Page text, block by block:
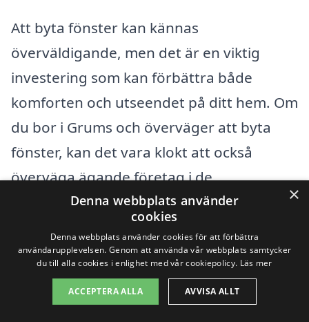
Att byta fönster kan kännas
överväldigande, men det är en viktig
investering som kan förbättra både
komforten och utseendet på ditt hem. Om
du bor i Grums och överväger att byta
fönster, kan det vara klokt att också
överväga ägande företag i de
närliggande städerna. Det finns många
professionella hantverkare tillgängliga för
att ge dig råd och hjälp genom hela
processen.
×
Denna webbplats använder
cookies
Denna webbplats använder cookies för att förbättra
användarupplevelsen. Genom att använda vår webbplats samtycker
du till alla cookies i enlighet med vår cookiepolicy. Läs mer
ACCEPTERA ALLA AVVISA ALLT